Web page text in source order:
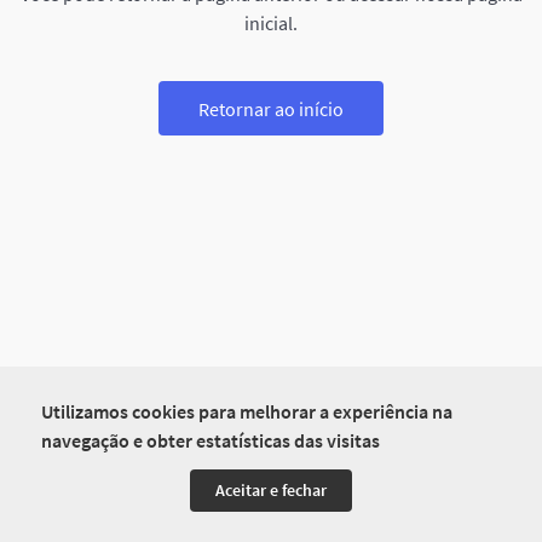
Utilizamos cookies para melhorar a experiência na
navegação e obter estatísticas das visitas
Aceitar e fechar
inicial.
Retornar ao início